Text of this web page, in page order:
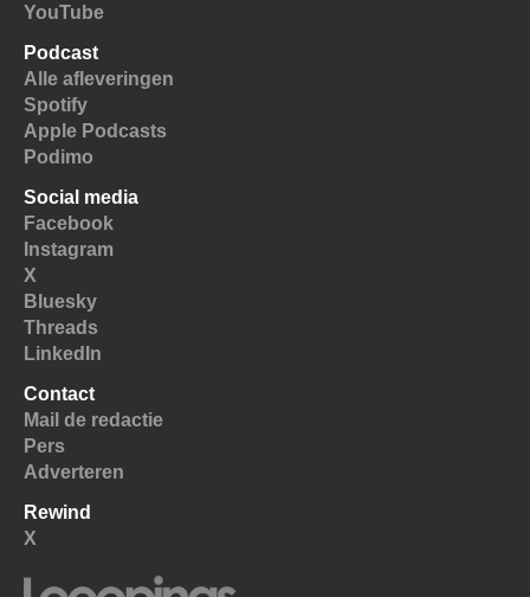
YouTube
Podcast
Alle afleveringen
Spotify
Apple Podcasts
Podimo
Social media
Facebook
Instagram
X
Bluesky
Threads
LinkedIn
Contact
Mail de redactie
Pers
Adverteren
Rewind
X